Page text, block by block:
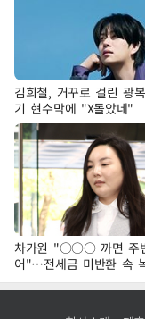
김희철, 거꾸로 걸린 광
기 현수막에 "X돌았네"
차가원 "○○○ 까면 주
어"…전세금 미반환 속
파장